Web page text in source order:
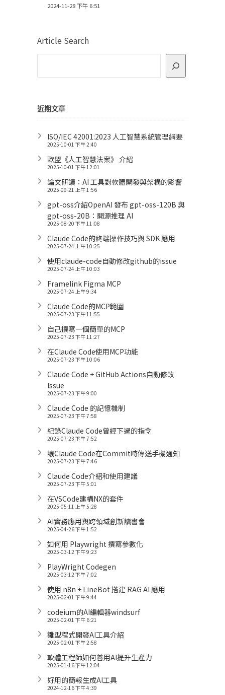
2024-11-28 下午 6:51
Article Search
近期文章
ISO/IEC 42001:2023 人工智慧系統管理綱要
2025-10-01 下午 2:40
歐盟《人工智慧法案》 介紹
2025-10-01 下午 12:01
論文研讀：AI 工具對軟體開發與架構的影響
2025-09-21 上午 1:56
gpt-oss介紹OpenAI 發布 gpt-oss-120B 與
gpt-oss-20B：開源推理 AI
2025-08-20 下午 11:08
Claude Code的終端操作技巧與 SDK 應用
2025-07-24 上午 10:25
使用claude-code自動修改github的issue
2025-07-24 上午 10:03
Framelink Figma MCP
2025-07-24 上午 9:34
Claude Code的MCP範圍
2025-07-23 下午 11:55
自己撰寫一個簡單的MCP
2025-07-23 下午 11:27
在Claude Code使用MCP功能
2025-07-23 下午 10:06
Claude Code + GitHub Actions自動修改
Issue
2025-07-23 下午 9:00
Claude Code 的記憶機制
2025-07-23 下午 7:58
紀錄Claude Code曾經下過的指令
2025-07-23 下午 7:52
讓Claude Code在Commit時傳送手機通知
2025-07-23 下午 7:46
Claude Code介紹和使用建議
2025-07-23 下午 5:01
在VSCode建構NX的套件
2025-05-11 上午 5:28
AI實務應用與跨領域創新讀書會
2025-04-26 下午 1:52
如何用 Playwright 撰寫參數化
2025-03-12 下午 9:23
PlayWright Codegen
2025-03-12 下午 7:02
使用 n8n + LineBot 搭建 RAG AI 應用
2025-02-01 下午 9:44
codeium的AI編輯器windsurf
2025-02-01 下午 6:21
雛型程式開發AI工具介紹
2025-02-01 下午 2:58
軟體工程師如何善用AI提升生產力
2025-01-16 下午 12:04
好用的簡報生成AI工具
2024-12-16 下午 4:39